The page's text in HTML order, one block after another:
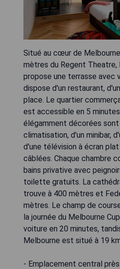
Situé au cœur de
mètres du Regent Theatre,
propose une terrasse avec
dispose d'un restaurant,
place. Le quartier
est accessible en 5
élégamment décorées
climatisation, d'un minibar,
d'une télévision à écran
câblées. Chaque chambre
bains privative avec
toilette gratuits. La
trouve à 400 mètres et
mètres. Le champ de
la journée du Melbourne
voiture en 20 minutes,
Melbourne est situé à 19
- Emplacement central